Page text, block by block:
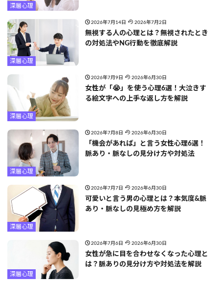
深層心理
深層心理
2026年7月14日 2026年7月2日
無視する人の心理とは？無視されたとき
の対処法やNG行動を徹底解説
深層心理
2026年7月9日 2026年6月30日
女性が「😭」を使う心理6選！大泣きす
る絵文字への上手な返し方を解説
深層心理
2026年7月8日 2026年6月30日
「機会があれば」と言う女性心理6選！
脈あり・脈なしの見分け方や対処法
深層心理
2026年7月7日 2026年6月30日
可愛いと言う男の心理とは？本気度&脈
あり・脈なしの見極め方を解説
深層心理
2026年7月6日 2026年6月30日
女性が急に目を合わせなくなった心理と
は？脈ありの見分け方や対処法を解説